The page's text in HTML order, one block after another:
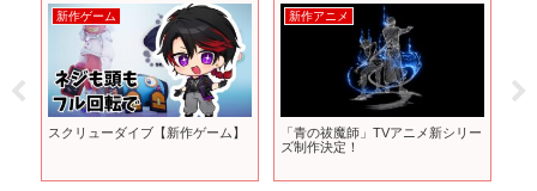
新作ゲーム
スクリューダイブ【新作ゲーム】
新作アニメ
「青の祓魔師」TVアニメ新シリー
ズ制作決定！